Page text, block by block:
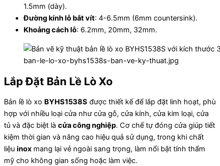
1.5mm (dày).
Đường kính lỗ bắt vít: 4-6.5mm (6mm countersink).
Khoảng cách lỗ: 6.2mm, 20mm, 32mm.
ban-le-lo-xo-byhs1538s-ban-ve-ky-thuat.jpg
Lắp Đặt Bản Lề Lò Xo
Bản lề lò xo BYHS1538S được thiết kế để lắp đặt linh hoạt, phù
hợp với nhiều loại cửa như cửa gỗ, cửa kính, cửa kim loại, cửa
tủ và đặc biệt là cửa công nghiệp. Cơ chế tự đóng cửa giúp tiết
kiệm thời gian và nâng cao hiệu quả sử dụng, trong khi chất
liệu inox mang lại vẻ ngoài sang trọng, làm nổi bật tính thẩm
mỹ cho không gian sống hoặc làm việc.